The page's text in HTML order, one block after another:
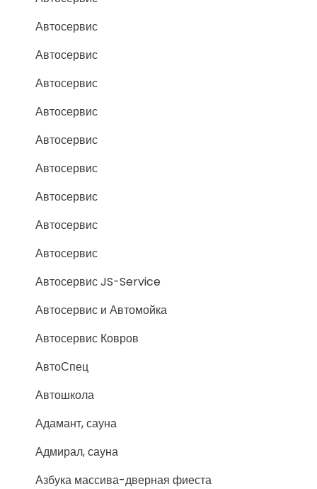
Автосервис
Автосервис
Автосервис
Автосервис
Автосервис
Автосервис
Автосервис
Автосервис
Автосервис
Автосервис JS-Service
Автосервис и Автомойка
Автосервис Ковров
АвтоСпец
Автошкола
Адамант, сауна
Адмирал, сауна
Азбука массива-дверная фиеста